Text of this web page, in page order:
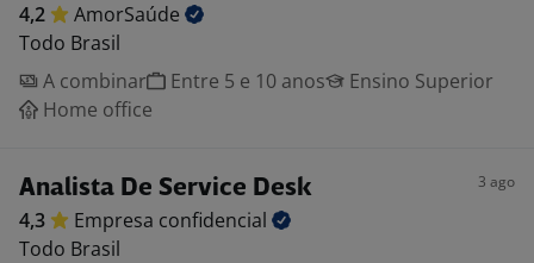
4,2
AmorSaúde
Todo Brasil
A combinar
Entre 5 e 10 anos
Ensino Superior
Home office
Analista De Service Desk 3 ago
4,3 Empresa confidencial
Todo Brasil